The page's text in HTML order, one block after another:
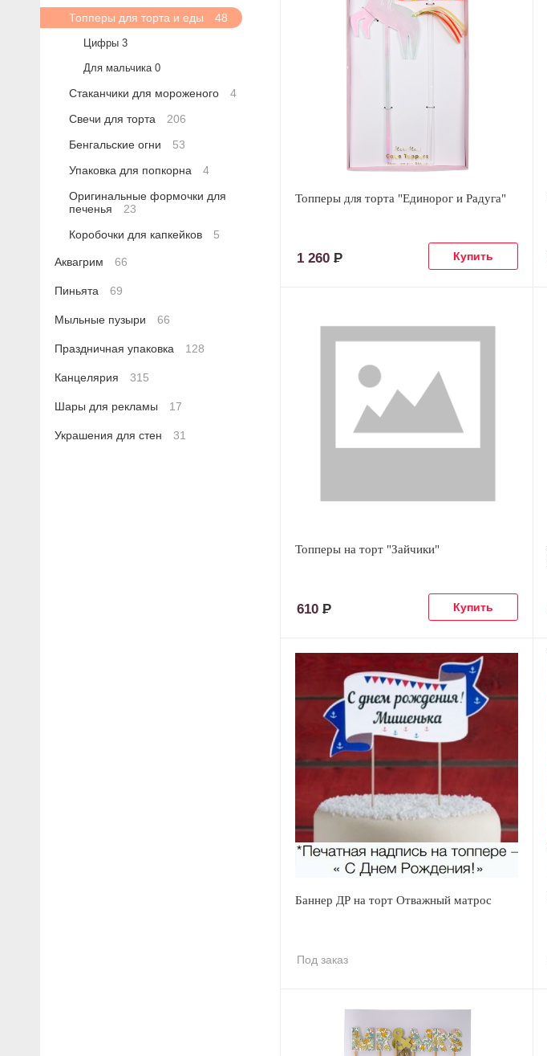
Топперы для торта "Единорог и Радуга"
1 260 Р
Топперы на торт "Зайчики"
610 Р
Баннер ДР на торт Отважный матрос
Под заказ
Топперы для торта и еды
48
Цифры 3
Для мальчика 0
Стаканчики для мороженого
4
Свечи для торта
206
Бенгальские огни
53
Упаковка для попкорна
4
Оригинальные формочки для
печенья
23
Коробочки для капкейков
5
Аквагрим 66
Пиньята 69
Мыльные пузыри 66
Праздничная упаковка 128
Канцелярия 315
Шары для рекламы 17
Украшения для стен 31